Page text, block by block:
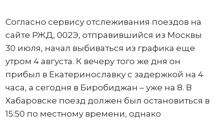
Согласно сервису отслеживания поездов на
сайте РЖД, 002Э, отправившийся из Москвы
30 июля, начал выбиваться из графика еще
утром 4 августа. К вечеру того же дня он
прибыл в Екатеринославку с задержкой на 4
часа, а сегодня в Биробиджан – уже на 8. В
Хабаровске поезд должен был остановиться в
15:50 по местному времени, однако